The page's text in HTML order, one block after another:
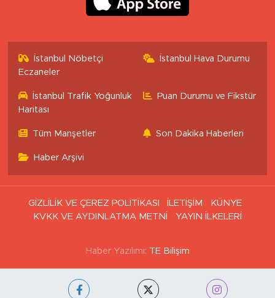
İstanbul Nöbetçi
Eczaneler
İstanbul Hava Durumu
İstanbul Trafik Yoğunluk
Haritası
Puan Durumu ve Fikstür
Tüm Manşetler Son Dakika Haberleri
Haber Arşivi
GİZLİLİK VE ÇEREZ POLİTİKASI İLETİŞİM
KÜNYE
KVKK VE AYDINLATMA METNİ
YAYIN İLKELERİ
Haber Yazılımı: TE Bilişim